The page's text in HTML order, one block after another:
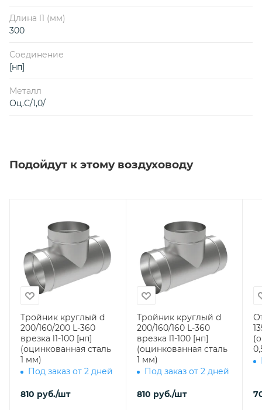
Длина l1 (мм)
300
Соединение
[нп]
Металл
Оц.С/1,0/
Подойдут к этому воздуховоду
Тройник круглый d
200/160/200 L-360
врезка l1-100 [нп]
(оцинкованная сталь
1 мм)
Под заказ от 2 дней
810 руб./шт
Тройник круглый d
200/160/160 L-360
врезка l1-100 [нп]
(оцинкованная сталь
1 мм)
Под заказ от 2 дней
810 руб./шт